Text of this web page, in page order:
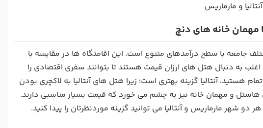
و مارماریس
مهمان خانه های دنج
جامعه با سطح درآمدهای متنوع است. این اقامتگاه ها در مقایسه با
به دنبال هتل های ارزان قیمت هستند تا بتوانند سفری اقتصادی را
هستید، آنتالیا گزینه بهتری است؛ زیرا هتل های آنتالیا به لاکچری بودن
هاستل و مهمان خانه نیز به چشم می خورد که قیمت بسیار مناسبی دارند.
شهر مارماریس و آنتالیا می توانید گزینه موردنظرتان را پیدا کنید.